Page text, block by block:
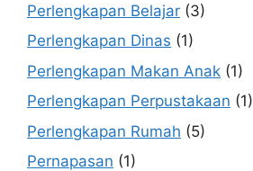
Perlengkapan Belajar (3)
Perlengkapan Dinas (1)
Perlengkapan Makan Anak (1)
Perlengkapan Perpustakaan (1)
Perlengkapan Rumah (5)
Pernapasan (1)